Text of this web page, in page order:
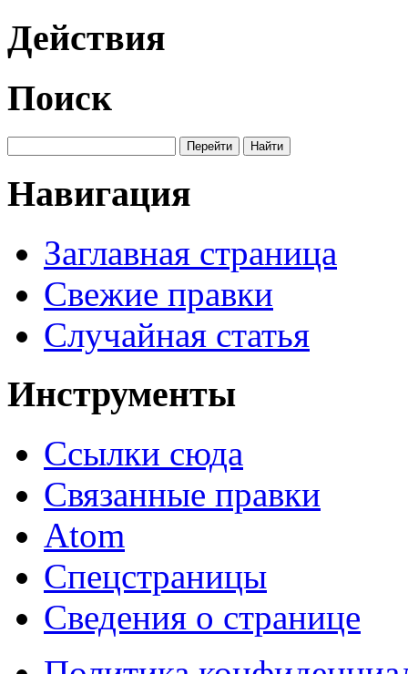
Действия
Поиск
Навигация
Заглавная страница
Свежие правки
Случайная статья
Инструменты
Ссылки сюда
Связанные правки
Atom
Спецстраницы
Сведения о странице